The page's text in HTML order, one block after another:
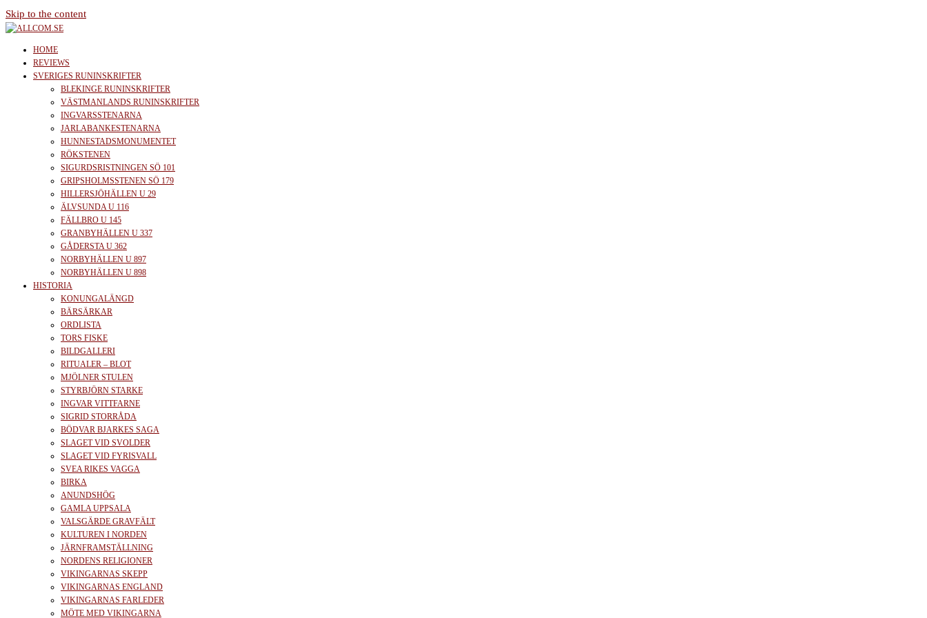
Skip to the content
allcom.se
News | Reviews | History
HOME
REVIEWS
SVERIGES RUNINSKRIFTER
BLEKINGE RUNINSKRIFTER
VÄSTMANLANDS RUNINSKRIFTER
INGVARSSTENARNA
JARLABANKESTENARNA
HUNNESTADSMONUMENTET
RÖKSTENEN
SIGURDSRISTNINGEN SÖ 101
GRIPSHOLMSSTENEN SÖ 179
HILLERSJÖHÄLLEN U 29
ÄLVSUNDA U 116
FÄLLBRO U 145
GRANBYHÄLLEN U 337
GÅDERSTA U 362
NORBYHÄLLEN U 897
NORBYHÄLLEN U 898
HISTORIA
KONUNGALÄNGD
BÄRSÄRKAR
ORDLISTA
TORS FISKE
BILDGALLERI
RITUALER – BLOT
MJÖLNER STULEN
STYRBJÖRN STARKE
INGVAR VITTFARNE
SIGRID STORRÅDA
BÖDVAR BJARKES SAGA
SLAGET VID SVOLDER
SLAGET VID FYRISVALL
SVEA RIKES VAGGA
BIRKA
ANUNDSHÖG
GAMLA UPPSALA
VALSGÄRDE GRAVFÄLT
KULTUREN I NORDEN
JÄRNFRAMSTÄLLNING
NORDENS RELIGIONER
VIKINGARNAS SKEPP
VIKINGARNAS ENGLAND
VIKINGARNAS FARLEDER
MÖTE MED VIKINGARNA